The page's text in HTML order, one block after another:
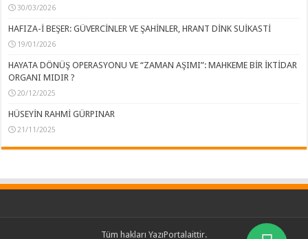
30/03/2026
HAFIZA-İ BEŞER: GÜVERCİNLER VE ŞAHİNLER, HRANT DİNK SUİKASTİ
19/01/2026
HAYATA DÖNÜŞ OPERASYONU VE “ZAMAN AŞIMI”: MAHKEME BİR İKTİDAR
ORGANI MIDIR ?
20/12/2025
HÜSEYİN RAHMİ GÜRPINAR
21/11/2025
Tüm hakları YazıPortal aittir.